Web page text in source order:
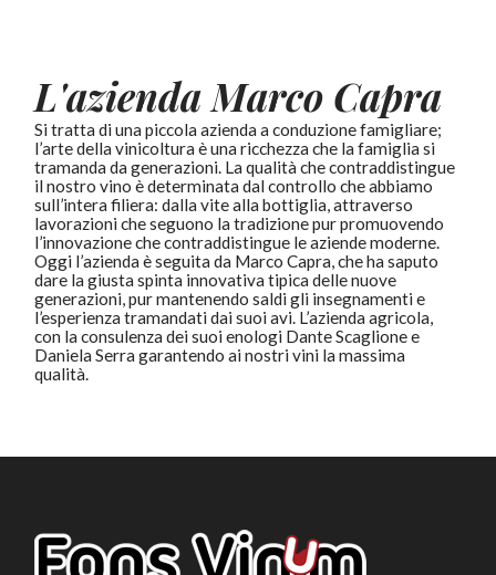
L'azienda Marco Capra
Si tratta di una piccola azienda a conduzione famigliare;
l’arte della vinicoltura è una ricchezza che la famiglia si
tramanda da generazioni. La qualità che contraddistingue
il nostro vino è determinata dal controllo che abbiamo
sull’intera filiera: dalla vite alla bottiglia, attraverso
lavorazioni che seguono la tradizione pur promuovendo
l’innovazione che contraddistingue le aziende moderne.
Oggi l’azienda è seguita da Marco Capra, che ha saputo
dare la giusta spinta innovativa tipica delle nuove
generazioni, pur mantenendo saldi gli insegnamenti e
l’esperienza tramandati dai suoi avi. L’azienda agricola,
con la consulenza dei suoi enologi Dante Scaglione e
Daniela Serra garantendo ai nostri vini la massima
qualità.